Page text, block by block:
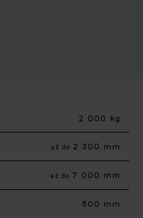
2 000 kg
až do 2 300 mm
až do 7 000 mm
500 mm